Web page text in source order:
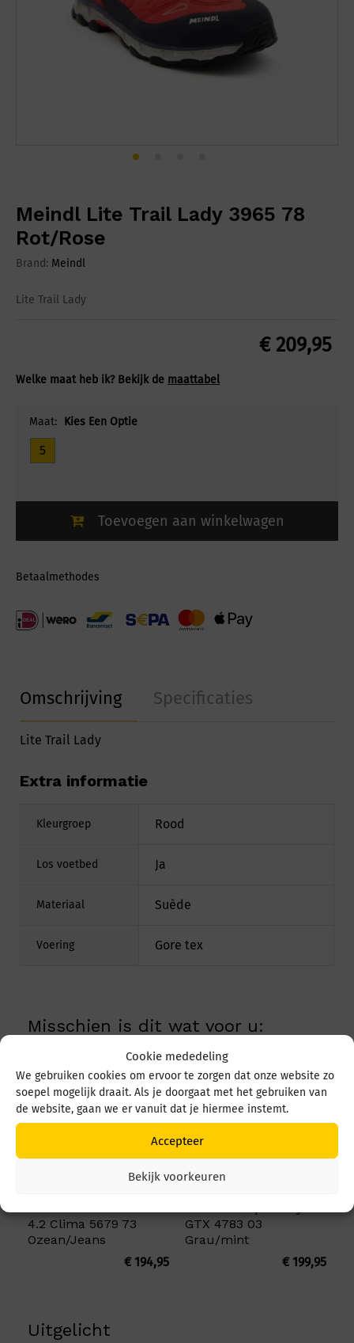
Cookie mededeling
We gebruiken cookies om ervoor te zorgen dat onze website zo
soepel mogelijk draait. Als je doorgaat met het gebruiken van
de website, gaan we er vanuit dat je hiermee instemt.
Accepteer
Bekijk voorkeuren
Meindl Lite Trail Lady 3965 78
Rot/Rose
Brand: Meindl
Lite Trail Lady
€209,95
Welke maat heb ik? Bekijk de maattabel
Maat: Kies Een Optie
5
Toevoegen aan winkelwagen
Betaalmethodes
Omschrijving Specificaties
Lite Trail Lady
Extra informatie
Kleurgroep Rood
Los voetbed Ja
Materiaal Suède
Voering Gore tex
Misschien is dit wat voor u:
4.2 Clima 5679 73
Ozean/Jeans
€194,95
GTX 4783 03
Grau/mint
€199,95
Uitgelicht